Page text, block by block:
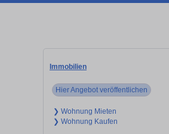
Immobilien
Hier Angebot veröffentlichen
❯ Wohnung Mieten
❯ Wohnung Kaufen